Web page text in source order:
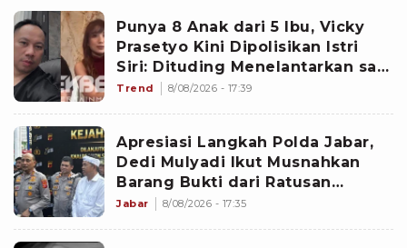
Punya 8 Anak dari 5 Ibu, Vicky
Prasetyo Kini Dipolisikan Istri
Siri: Dituding Menelantarkan saat
Lahiran
Trend 8/08/2026 - 17:39
Apresiasi Langkah Polda Jabar,
Dedi Mulyadi Ikut Musnahkan
Barang Bukti dari Ratusan
Kejahatan Jalanan
Jabar 8/08/2026 - 17:35